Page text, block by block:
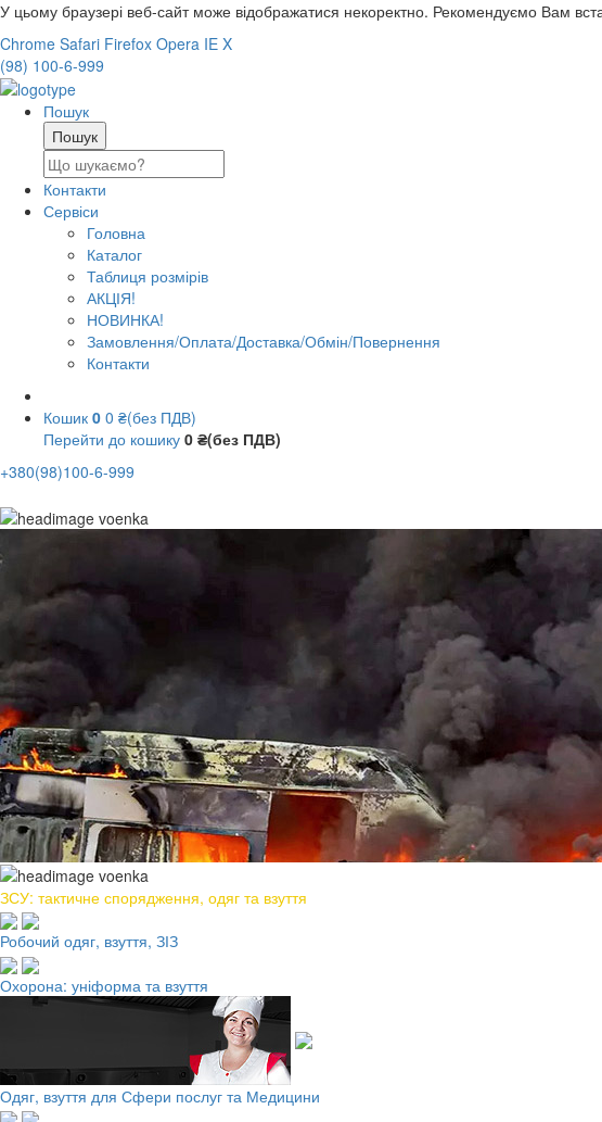
У цьому браузері веб-сайт може відображатися некоректно. Рекомендуємо Вам
Chrome Safari Firefox Opera IE X
(98) 100-6-999
Пошук
Контакти
Сервіси
Головна
Каталог
Таблиця розмірів
АКЦІЯ!
НОВИНКА!
Замовлення/Оплата/Доставка/Обмін/Повернення
Контакти
Кошик 0 0 ₴(без ПДВ)
Перейти до кошику 0 ₴(без ПДВ)
+380(98)100-6-999
ЗСУ: тактичне спорядження, одяг та взуття
Робочий одяг, взуття, ЗІЗ
Охорона: уніформа та взуття
Одяг, взуття для Сфери послуг та Медицини